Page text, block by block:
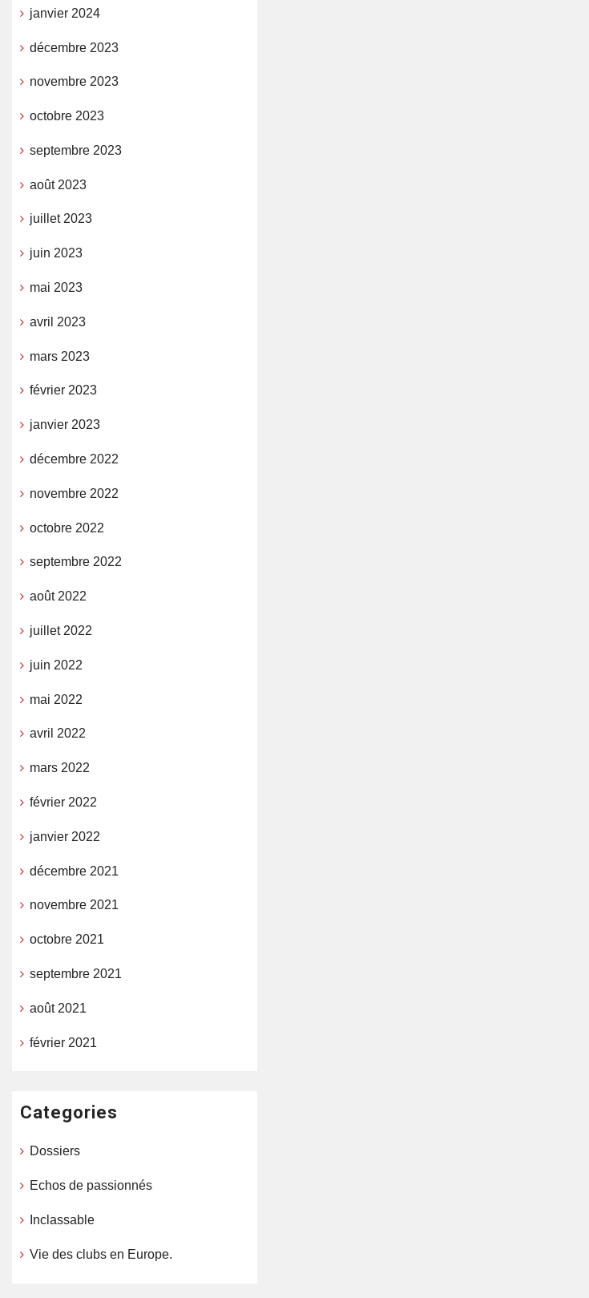
janvier 2024
décembre 2023
novembre 2023
octobre 2023
septembre 2023
août 2023
juillet 2023
juin 2023
mai 2023
avril 2023
mars 2023
février 2023
janvier 2023
décembre 2022
novembre 2022
octobre 2022
septembre 2022
août 2022
juillet 2022
juin 2022
mai 2022
avril 2022
mars 2022
février 2022
janvier 2022
décembre 2021
novembre 2021
octobre 2021
septembre 2021
août 2021
février 2021
Categories
Dossiers
Echos de passionnés
Inclassable
Vie des clubs en Europe.